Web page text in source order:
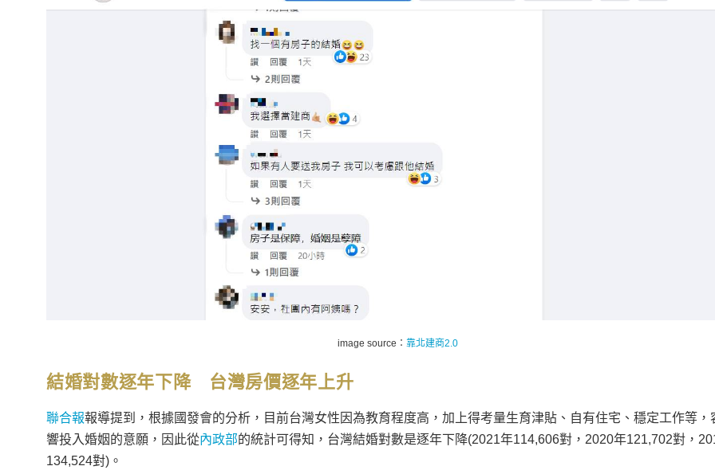
image source： 靠北建商2.0
結婚對數逐年下降 台灣房價逐年上升
聯合報報導提到，根據國發會的分析，目前台灣女性因為教育程度高，加上得考量生育津貼、自有住宅、穩定工作等，
響投入婚姻的意願，因此從內政部的統計可得知，台灣結婚對數是逐年下降(2021年114,606對，2020年121,702對，
134,524對)。